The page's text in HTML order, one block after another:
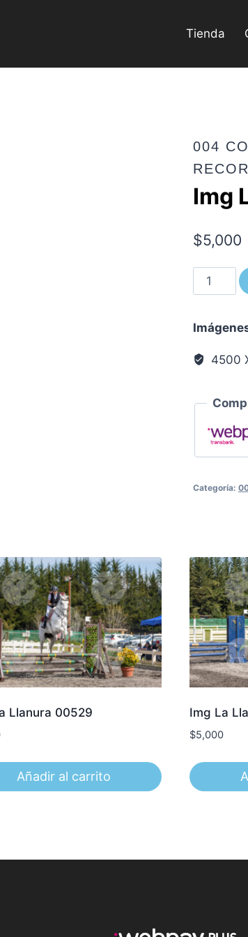
Tienda
004
Img
$5,000
Img
La
00660
cantidad
4500
Categoría:
Llanura 00529
Añadir al carrito
Img La
$5,000